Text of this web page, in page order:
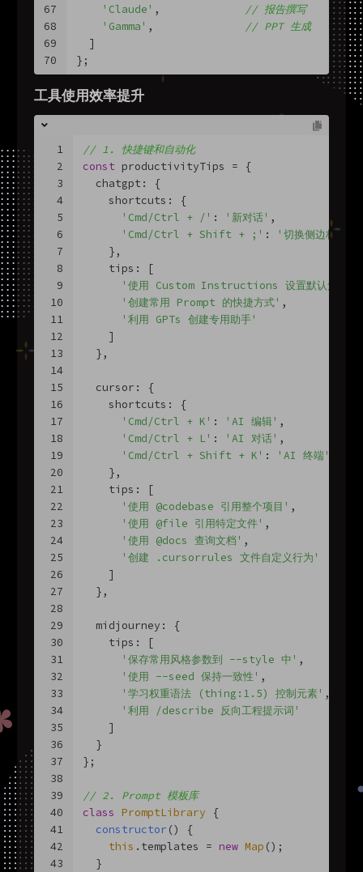
67
68
69
70
'Claude' ,
// 报告撰写
'Gamma' ,
// PPT 生成
  ]
};
工具使用效率提升
1
2
3
4
5
6
7
8
9
10
11
12
13
14
15
16
17
18
19
20
21
22
23
24
25
26
27
28
29
30
31
32
33
34
35
36
37
38
39
40
41
42
43
// 1. 快捷键和自动化
const productivityTips = {
  chatgpt: {
    shortcuts: {
'Cmd/Ctrl + /' : '新对话' ,
'Cmd/Ctrl + Shift + ;' : '切换侧边栏'
    },
    tips: [
'使用 Custom Instructions 设置默认角色'
'创建常用 Prompt 的快捷方式' ,
'利用 GPTs 创建专用助手'
    ]
  },
  cursor: {
    shortcuts: {
'Cmd/Ctrl + K' : 'AI 编辑' ,
'Cmd/Ctrl + L' : 'AI 对话' ,
'Cmd/Ctrl + Shift + K' : 'AI 终端'
    },
    tips: [
'使用 @codebase 引用整个项目' ,
'使用 @file 引用特定文件' ,
'使用 @docs 查询文档' ,
'创建 .cursorrules 文件自定义行为'
    ]
  },
  midjourney: {
    tips: [
'保存常用风格参数到 --style 中' ,
'使用 --seed 保持一致性' ,
'学习权重语法 (thing:1.5) 控制元素' ,
'利用 /describe 反向工程提示词'
    ]
  }
};
// 2. Prompt 模板库
class PromptLibrary
{
constructor ()
{
this .templates = new Map ();
  }